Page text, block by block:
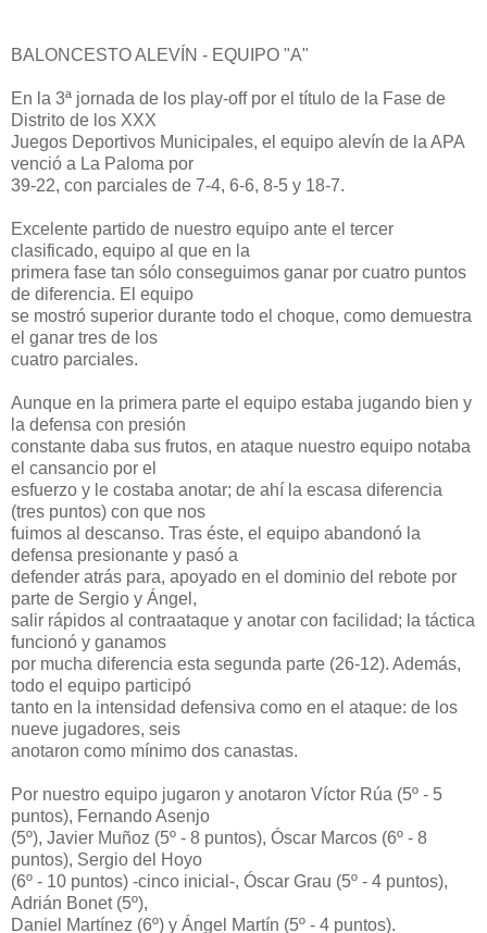
BALONCESTO ALEVÍN - EQUIPO "A"
En la 3ª jornada de los play-off por el título de la Fase de
Distrito de los XXX
Juegos Deportivos Municipales, el equipo alevín de la APA
venció a La Paloma por
39-22, con parciales de 7-4, 6-6, 8-5 y 18-7.
Excelente partido de nuestro equipo ante el tercer
clasificado, equipo al que en la
primera fase tan sólo conseguimos ganar por cuatro puntos
de diferencia. El equipo
se mostró superior durante todo el choque, como demuestra
el ganar tres de los
cuatro parciales.
Aunque en la primera parte el equipo estaba jugando bien y
la defensa con presión
constante daba sus frutos, en ataque nuestro equipo notaba
el cansancio por el
esfuerzo y le costaba anotar; de ahí la escasa diferencia
(tres puntos) con que nos
fuimos al descanso. Tras éste, el equipo abandonó la
defensa presionante y pasó a
defender atrás para, apoyado en el dominio del rebote por
parte de Sergio y Ángel,
salir rápidos al contraataque y anotar con facilidad; la táctica
funcionó y ganamos
por mucha diferencia esta segunda parte (26-12). Además,
todo el equipo participó
tanto en la intensidad defensiva como en el ataque: de los
nueve jugadores, seis
anotaron como mínimo dos canastas.
Por nuestro equipo jugaron y anotaron Víctor Rúa (5º - 5
puntos), Fernando Asenjo
(5º), Javier Muñoz (5º - 8 puntos), Óscar Marcos (6º - 8
puntos), Sergio del Hoyo
(6º - 10 puntos) -cinco inicial-, Óscar Grau (5º - 4 puntos),
Adrián Bonet (5º),
Daniel Martínez (6º) y Ángel Martín (5º - 4 puntos).